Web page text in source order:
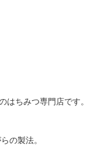
ちみつ専門店です。
の製法。